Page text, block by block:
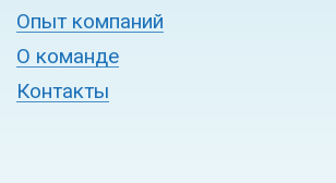
Опыт компаний
О команде
Контакты